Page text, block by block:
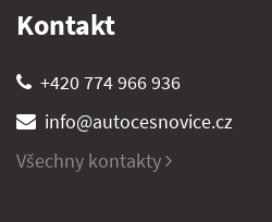
Kontakt
+420 774 966 936
info@autocesnovice.cz
Všechny kontakty